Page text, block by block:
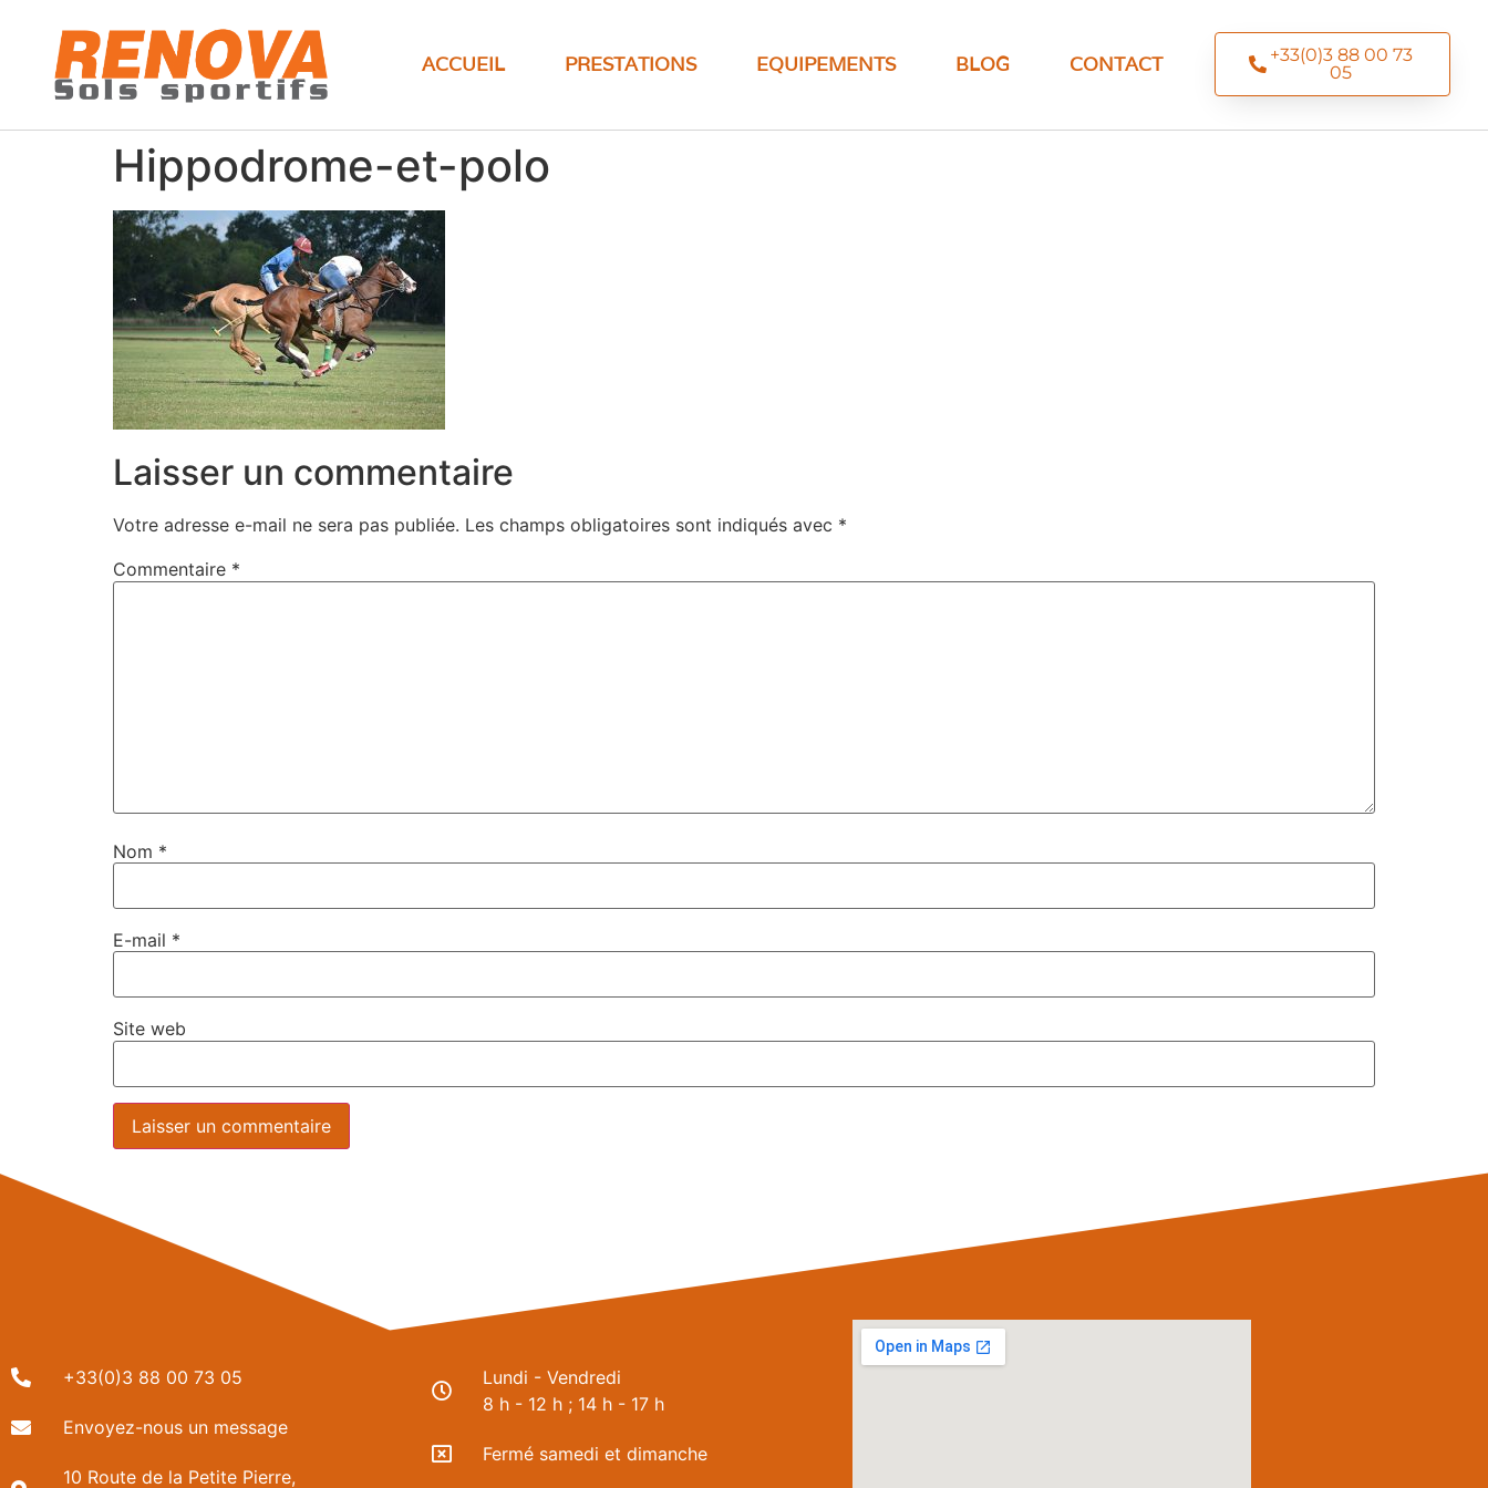
ACCUEIL PRESTATIONS EQUIPEMENTS BLOG CONTACT
+33(0)3 88 00 73
05
Hippodrome-et-polo
Laisser un commentaire
Votre adresse e-mail ne sera pas publiée. Les champs obligatoires sont indiqués avec *
Commentaire *
Nom *
E-mail *
Site web
+33(0)3 88 00 73 05
Envoyez-nous un message
10 Route de la Petite Pierre,
Lundi - Vendredi
8 h - 12 h ; 14 h - 17 h
Fermé samedi et dimanche